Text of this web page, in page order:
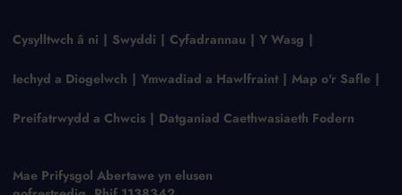
Cysylltwch â ni Swyddi Cyfadrannau Y Wasg
Iechyd a Diogelwch Ymwadiad a Hawlfraint Map o'r Safle
Preifatrwydd a Chwcis Datganiad Caethwasiaeth Fodern
Mae Prifysgol Abertawe yn elusen